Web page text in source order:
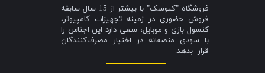
فروشگاه "کیوسک" با بیشتر از 15 سال سابقه
فروش حضوری در زمینه تجهیزات کامپیوتر،
کنسول بازی و موبایل، سعی دارد این اجناس را
با سودی منصفانه در اختیار مصرف‌کنندگان
قرار بدهد.